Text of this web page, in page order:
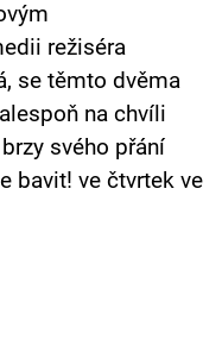
režiséra
se těmto dvěma
na chvíli
svého přání
bavit! ve čtvrtek ve